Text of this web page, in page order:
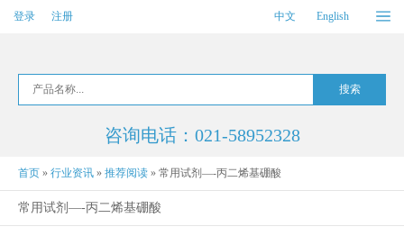
登录 注册 中文 English
咨询电话：021-58952328
首页 » 行业资讯 » 推荐阅读 » 常用试剂—-丙二烯基硼酸
常用试剂—-丙二烯基硼酸